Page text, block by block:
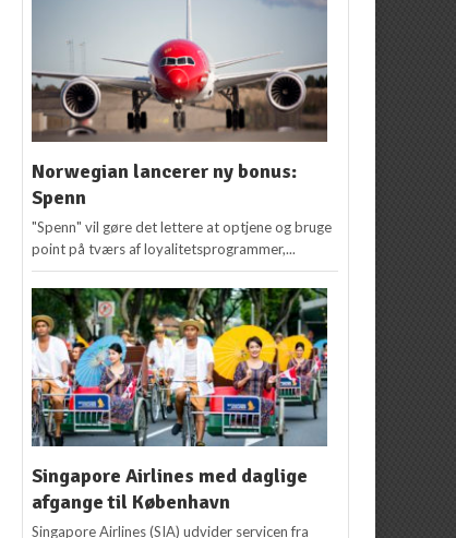
Norwegian lancerer ny bonus:
Spenn
"Spenn" vil gøre det lettere at optjene og bruge
point på tværs af loyalitetsprogrammer,...
Singapore Airlines med daglige
afgange til København
Singapore Airlines (SIA) udvider servicen fra